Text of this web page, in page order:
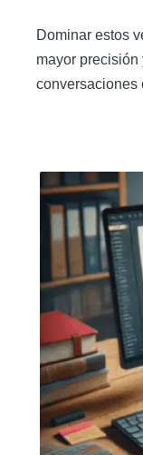
Dominar estos
mayor precisión
conversaciones